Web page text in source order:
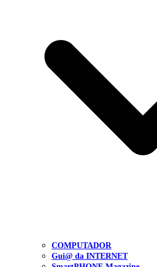
COMPUTADOR
Gui@ da INTERNET